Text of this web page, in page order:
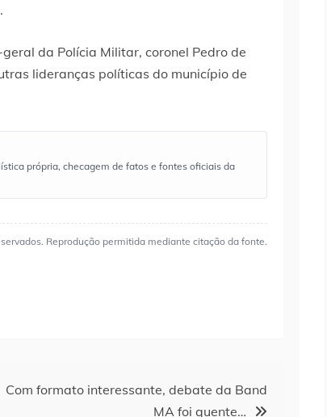
da Polícia Militar, coronel Pedro de
lideranças políticas do município de
própria, checagem de fatos e fontes oficiais da
Reprodução permitida mediante citação da fonte.
Com formato interessante, debate da Band
MA foi quente…